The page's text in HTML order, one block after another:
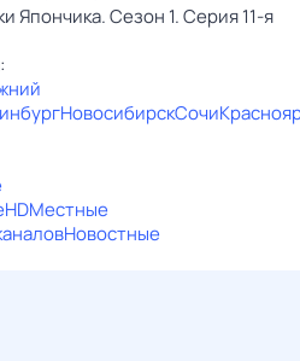
Сезон 1. Серия 11-я
НовосибирскСочи
HDМестные
Новостные